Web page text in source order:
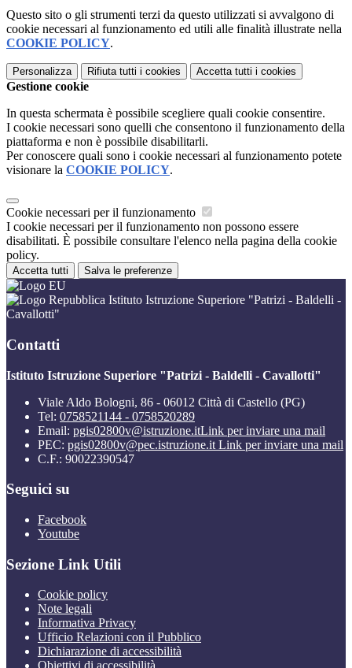
Questo sito o gli strumenti terzi da questo utilizzati si avvalgono di
cookie necessari al funzionamento ed utili alle finalità illustrate nella
COOKIE POLICY.
Personalizza Rifiuta tutti i cookies Accetta tutti i cookies
Gestione cookie
In questa schermata è possibile scegliere quali cookie consentire.
I cookie necessari sono quelli che consentono il funzionamento della
piattaforma e non è possibile disabilitarli.
Per conoscere quali sono i cookie necessari al funzionamento potete
visionare la COOKIE POLICY.
Cookie necessari per il funzionamento
I cookie necessari per il funzionamento non possono essere
disabilitati. È possibile consultare l'elenco nella pagina della cookie
policy.
Accetta tutti Salva le preferenze
Istituto Istruzione Superiore "Patrizi - Baldelli -
Cavallotti"
Contatti
Istituto Istruzione Superiore "Patrizi - Baldelli - Cavallotti"
Viale Aldo Bologni, 86 - 06012 Città di Castello (PG)
Tel: 0758521144 - 0758520289
Email: pgis02800v@istruzione.itLink per inviare una mail
PEC: pgis02800v@pec.istruzione.it Link per inviare una mail
C.F.: 90022390547
Seguici su
Facebook
Youtube
Sezione Link Utili
Cookie policy
Note legali
Informativa Privacy
Ufficio Relazioni con il Pubblico
Dichiarazione di accessibilità